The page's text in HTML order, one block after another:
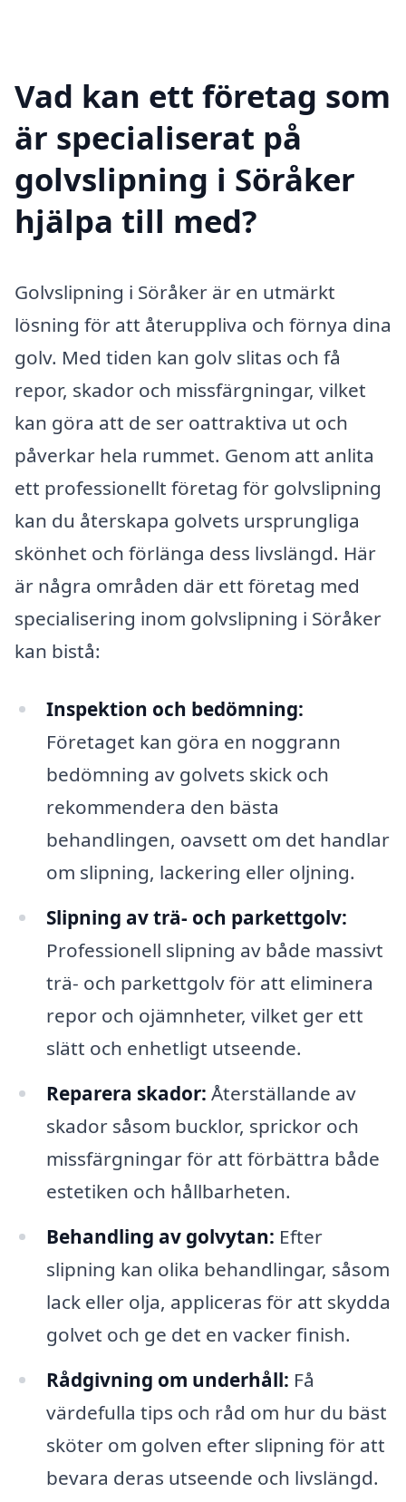
Vad kan ett företag som
är specialiserat på
golvslipning i Söråker
hjälpa till med?
Golvslipning i Söråker är en utmärkt
lösning för att återuppliva och förnya dina
golv. Med tiden kan golv slitas och få
repor, skador och missfärgningar, vilket
kan göra att de ser oattraktiva ut och
påverkar hela rummet. Genom att anlita
ett professionellt företag för golvslipning
kan du återskapa golvets ursprungliga
skönhet och förlänga dess livslängd. Här
är några områden där ett företag med
specialisering inom golvslipning i Söråker
kan bistå:
Inspektion och bedömning:
Företaget kan göra en noggrann
bedömning av golvets skick och
rekommendera den bästa
behandlingen, oavsett om det handlar
om slipning, lackering eller oljning.
Slipning av trä- och parkettgolv:
Professionell slipning av både massivt
trä- och parkettgolv för att eliminera
repor och ojämnheter, vilket ger ett
slätt och enhetligt utseende.
Reparera skador: Återställande av
skador såsom bucklor, sprickor och
missfärgningar för att förbättra både
estetiken och hållbarheten.
Behandling av golvytan: Efter
slipning kan olika behandlingar, såsom
lack eller olja, appliceras för att skydda
golvet och ge det en vacker finish.
Rådgivning om underhåll: Få
värdefulla tips och råd om hur du bäst
sköter om golven efter slipning för att
bevara deras utseende och livslängd.